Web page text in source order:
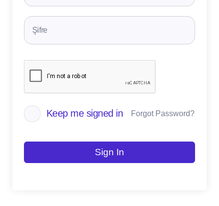
Keep me signed in Forgot Password?
Sign In